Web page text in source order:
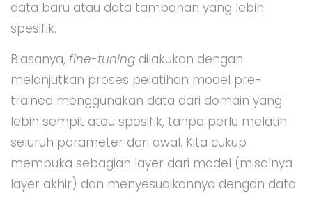
data baru atau data tambahan yang lebih
spesifik.
Biasanya, fine-tuning dilakukan dengan
melanjutkan proses pelatihan model pre-
trained menggunakan data dari domain yang
lebih sempit atau spesifik, tanpa perlu melatih
seluruh parameter dari awal. Kita cukup
membuka sebagian layer dari model (misalnya
layer akhir) dan menyesuaikannya dengan data